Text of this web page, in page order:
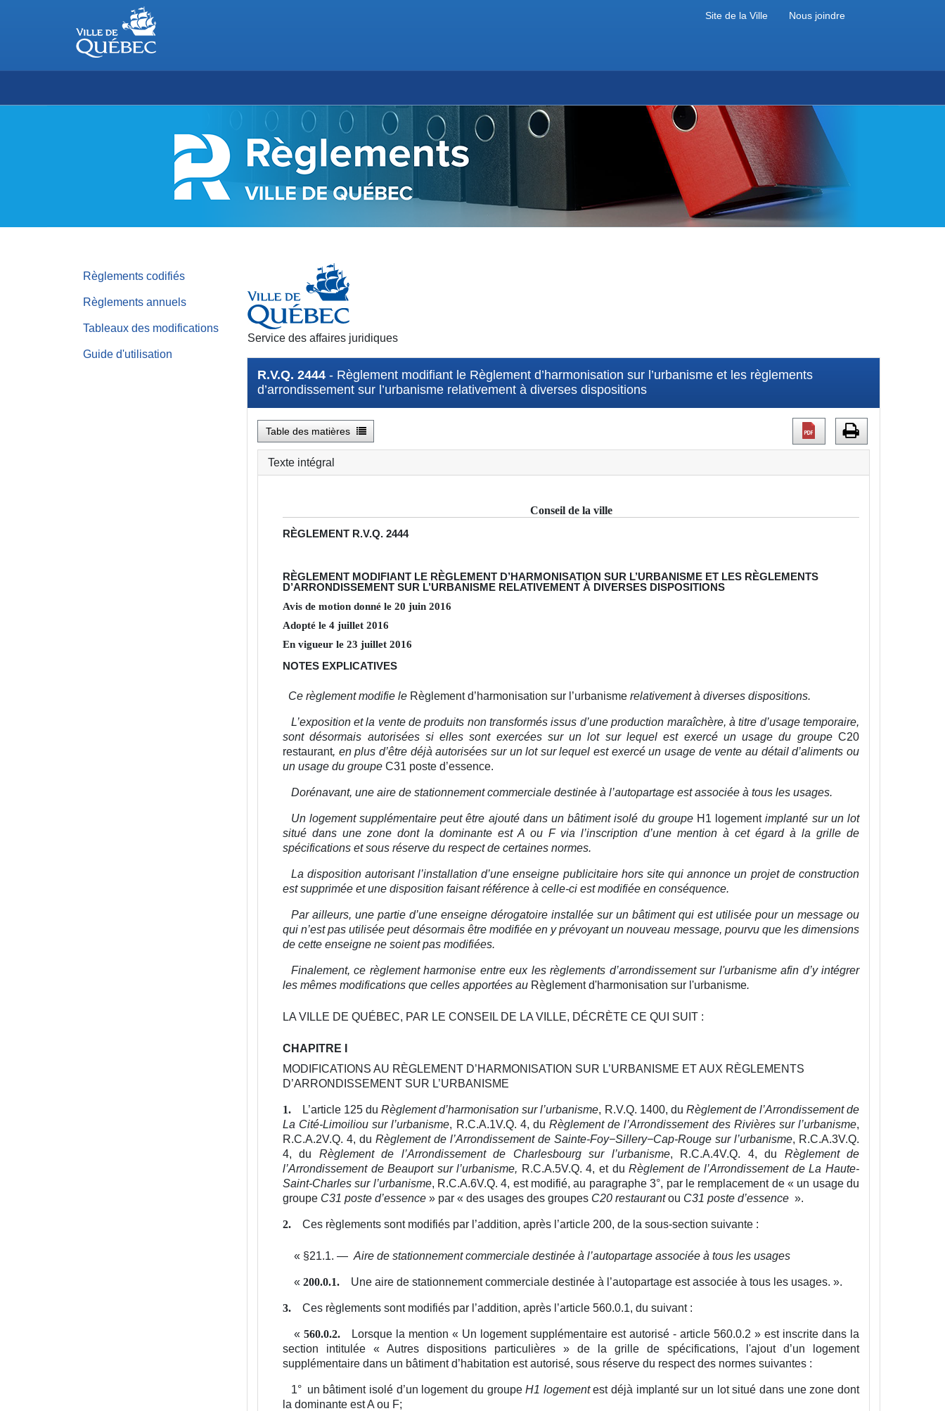
Nous joindre
Site de la Ville
Règlements codifiés
Règlements annuels
Tableaux des modifications
Guide d'utilisation
Service des affaires juridiques
R.V.Q. 2444 - Règlement modifiant le Règlement d’harmonisation sur l’urbanisme et les règlements
d’arrondissement sur l’urbanisme relativement à diverses dispositions
Table des matières
Texte intégral
Conseil de la ville
RÈGLEMENT R.V.Q. 2444
RÈGLEMENT MODIFIANT LE RÈGLEMENT D’HARMONISATION SUR L’URBANISME ET LES RÈGLEMENTS
D’ARRONDISSEMENT SUR L’URBANISME RELATIVEMENT À DIVERSES DISPOSITIONS
Avis de motion donné le 20 juin 2016
Adopté le 4 juillet 2016
En vigueur le 23 juillet 2016
NOTES EXPLICATIVES
Ce règlement modifie le Règlement d’harmonisation sur l’urbanisme relativement à diverses dispositions.
L’exposition et la vente de produits non transformés issus d’une production maraîchère, à titre d’usage temporaire,
sont désormais autorisées si elles sont exercées sur un lot sur lequel est exercé un usage du groupe C20
restaurant, en plus d’être déjà autorisées sur un lot sur lequel est exercé un usage de vente au détail d’aliments ou
un usage du groupe C31 poste d’essence.
Dorénavant, une aire de stationnement commerciale destinée à l’autopartage est associée à tous les usages.
Un logement supplémentaire peut être ajouté dans un bâtiment isolé du groupe H1 logementimplanté sur un lot
situé dans une zone dont la dominante est A ou F via l’inscription d’une mention à cet égard à la grille de
spécifications et sous réserve du respect de certaines normes.
La disposition autorisant l’installation d’une enseigne publicitaire hors site qui annonce un projet de construction
est supprimée et une disposition faisant référence à celle-ci est modifiée en conséquence.
Par ailleurs, une partie d’une enseigne dérogatoire installée sur un bâtiment qui est utilisée pour un message ou
qui n’est pas utilisée peut désormais être modifiée en y prévoyant un nouveau message, pourvu que les dimensions
de cette enseigne ne soient pas modifiées.
Finalement, ce règlement harmonise entre eux les règlements d’arrondissement sur l'urbanisme afin d’y intégrer
les mêmes modifications que celles apportées au Règlement d'harmonisation sur l'urbanisme.
LA VILLE DE QUÉBEC, PAR LE CONSEIL DE LA VILLE, DÉCRÈTE CE QUI SUIT :
CHAPITRE I
MODIFICATIONS AU RÈGLEMENT D’HARMONISATION SUR L’URBANISME ET AUX RÈGLEMENTS
D’ARRONDISSEMENT SUR L’URBANISME
1. L’article 125 duRèglement d’harmonisation sur l’urbanisme, R.V.Q. 1400, du Règlement de l’Arrondissement de
La Cité-Limoiliou sur l’urbanisme, R.C.A.1V.Q. 4, duRèglement de l’Arrondissement des Rivières sur l’urbanisme,
R.C.A.2V.Q. 4, du Règlement de l’Arrondissement de Sainte-Foy−Sillery−Cap-Rouge sur l’urbanisme, R.C.A.3V.Q.
4, du Règlement de l’Arrondissement de Charlesbourg sur l’urbanisme, R.C.A.4V.Q. 4, du Règlement de
l’Arrondissement de Beauport sur l’urbanisme, R.C.A.5V.Q. 4, et duRèglement de l’Arrondissement de La Haute-
Saint-Charles sur l’urbanisme, R.C.A.6V.Q. 4, est modifié, au paragraphe 3°, par le remplacement de « un usage du
groupe C31 poste d’essence » par « des usages des groupes C20 restaurantou C31 poste d’essence ».
2. Ces règlements sont modifiés par l’addition, après l’article 200, de la sous-section suivante :
« §21.1. — Aire de stationnement commerciale destinée à l’autopartage associée à tous les usages
« 200.0.1. Une aire de stationnement commerciale destinée à l’autopartage est associée à tous les usages. ».
3. Ces règlements sont modifiés par l’addition, après l’article 560.0.1, du suivant :
« 560.0.2.
Lorsque la mention « Un logement supplémentaire est autorisé - article 560.0.2 » est inscrite dans la
section intitulée « Autres dispositions particulières » de la grille de spécifications, l'ajout d’un logement
supplémentaire dans un bâtiment d’habitation est autorisé, sous réserve du respect des normes suivantes :
1° un bâtiment isolé d’un logement du groupeH1 logementest déjà implanté sur un lot situé dans une zone dont
la dominante est A ou F;